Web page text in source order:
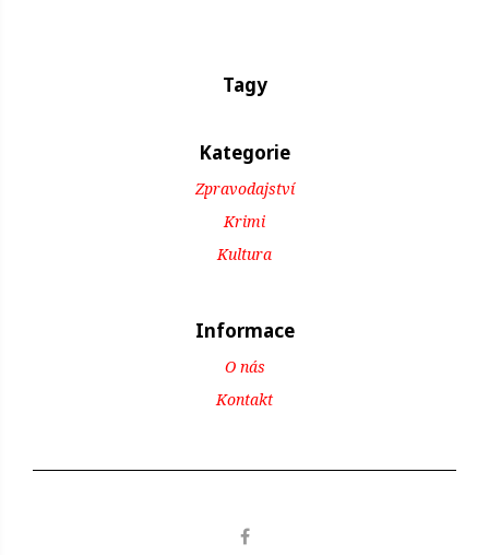
Tagy
Kategorie
Zpravodajství
Krimi
Kultura
Informace
O nás
Kontakt